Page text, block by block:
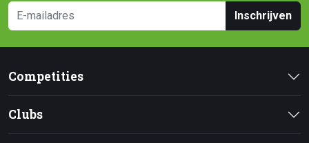
Inschrijven
Competities
Clubs